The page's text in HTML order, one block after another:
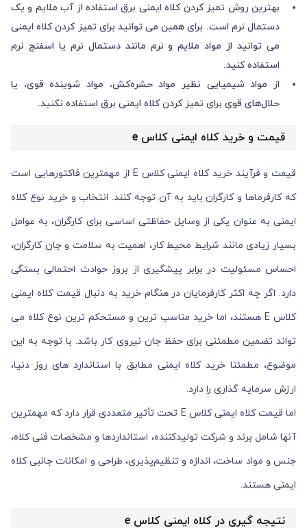
بهترین روش تمیز کردن کلاه ایمنی برق استفاده از آب ملایم و یک
دستمال نرم است. برای همین می توانید برای تمیز کردن کلاه ایمنی
می توانید از مواد ملایم و نرم مانند دستمال نرم یا اسفنج نرم
استفاده کنید.
از مواد شیمیایی نظیر مواد حشره‌کش، مواد شوینده قوی، یا
حلال‌های قوی برای تمیز کردن کلاه ایمنی برق استفاده نکنید.
قیمت و خرید کلاه ایمنی کلاس e
قیمت و فرآیند خرید کلاه ایمنی کلاس E از مهمترین فاکتورهایی است
که کارفرماها و کارگران باید به آن توجه کنند. انتخاب و خرید نوع کلاه
ایمنی به عنوان یکی از وسایل حفاظتی اساسی برای کارگران، به عوامل
بسیار زیادی مانند شرایط محیط کار، اهمیت به سلامت و جان کارگران،
احساس مسئولیت در برابر پیشگیری از بروز حوادث احتمالی بستگی
دارد. اگر چه اکثر کارفرمایان در هنگام خرید به دنبال قیمت کلاه ایمنی
کلاس E هستند، اما خرید مناسب ترین و مستحکم ترین نوع کلاه می
تواند تضمین مطمئنی برای حفظ جان نیروی کار باشد. با توجه به این
موضوع، مطمئنا خرید کلاه ایمنی مطابق با استاندارد های روز دنیا،
ارزش سرمایه گذاری را دارد.
اما قیمت کلاه ایمنی کلاس E تحت تأثیر متعددی قرار دارد که مهمترین
آنها شامل برند و شرکت تولیدکننده، استانداردها و مشخصات فنی کلاه،
جنس و مواد ساخت، اندازه و تنظیم‌پذیری، طراحی و امکانات جانبی کلاه
ایمنی هستند.
نتیجه ‌گیری در کلاه ایمنی کلاس e